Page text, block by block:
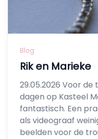
Blog
Rik en Marieke
29.05.2026 Voor
dagen op Kasteel
fantastisch. Een
als videograaf
beelden voor de